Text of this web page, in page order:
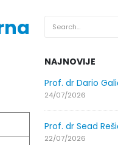
NAJNOVIJE
Prof. dr Dario
24/07/2026
Prof. dr Sead
22/07/2026